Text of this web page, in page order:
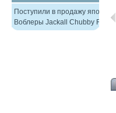
Поступили в продажу японские
Воблеры Jackall Chubby F38